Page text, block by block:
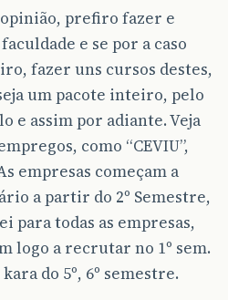
prefiro fazer e
e se por a caso
fazer uns cursos destes,
um pacote inteiro, pelo
e assim por adiante. Veja
como “CEVIU”,
empresas começam a
a partir do 2º Semestre,
para todas as empresas,
logo a recrutar no 1º sem.
do 5º, 6º semestre.